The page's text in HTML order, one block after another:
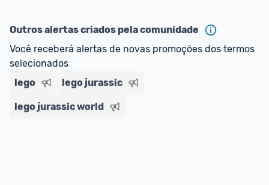
Outros alertas criados pela comunidade
Você receberá alertas de novas promoções dos termos
selecionados
lego
lego jurassic
lego jurassic world